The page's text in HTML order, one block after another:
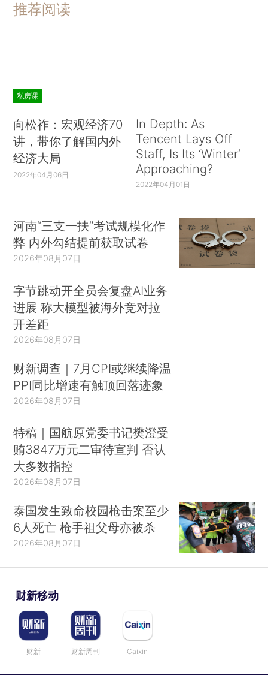
推荐阅读
私房课
向松祚：宏观经济70
讲，带你了解国内外
经济大局
2022年04月06日
In Depth: As
Tencent Lays Off
Staff, Is Its ‘Winter’
Approaching?
2022年04月01日
河南“三支一扶”考试规模化作
弊 内外勾结提前获取试卷
2026年08月07日
字节跳动开全员会复盘AI业务
进展 称大模型被海外竞对拉
开差距
2026年08月07日
财新调查｜7月CPI或继续降温
PPI同比增速有触顶回落迹象
2026年08月07日
特稿｜国航原党委书记樊澄受
贿3847万元二审待宣判 否认
大多数指控
2026年08月07日
泰国发生致命校园枪击案至少
6人死亡 枪手祖父母亦被杀
2026年08月07日
财新移动
财新 财新周刊 Caixin